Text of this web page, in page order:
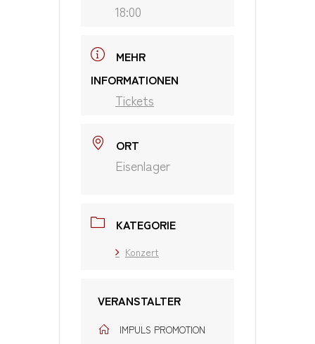
18:00
MEHR
INFORMATIONEN
Tickets
ORT
Eisenlager
KATEGORIE
Konzert
VERANSTALTER
IMPULS PROMOTION